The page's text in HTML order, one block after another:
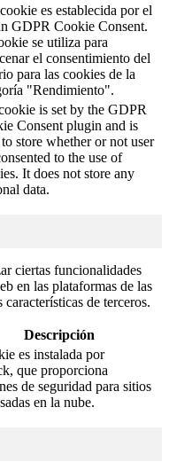
es establecida por el
GDPR Cookie Consent.
se utiliza para
el consentimiento del
para las cookies de la
"Rendimiento".
is set by the GDPR
Consent plugin and is
store whether or not user
to the use of
It does not store any
data.
ciertas funcionalidades
en las plataformas de las
de terceros.
Descripción
es instalada por
que proporciona
de seguridad para sitios
en la nube.